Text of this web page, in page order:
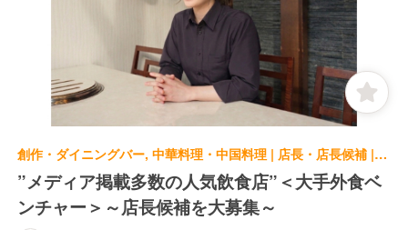
創作・ダイニングバー, 中華料理・中国料理 | 店長・店長候補 | Series the Sky 押上
”メディア掲載多数の人気飲食店”＜大手外食ベ
ンチャー＞～店長候補を大募集～